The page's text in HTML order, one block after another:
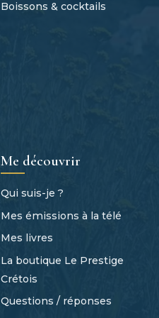
Boissons & cocktails
Me découvrir
Qui suis-je ?
Mes émissions à la télé
Mes livres
La boutique Le Prestige
Crétois
Questions / réponses